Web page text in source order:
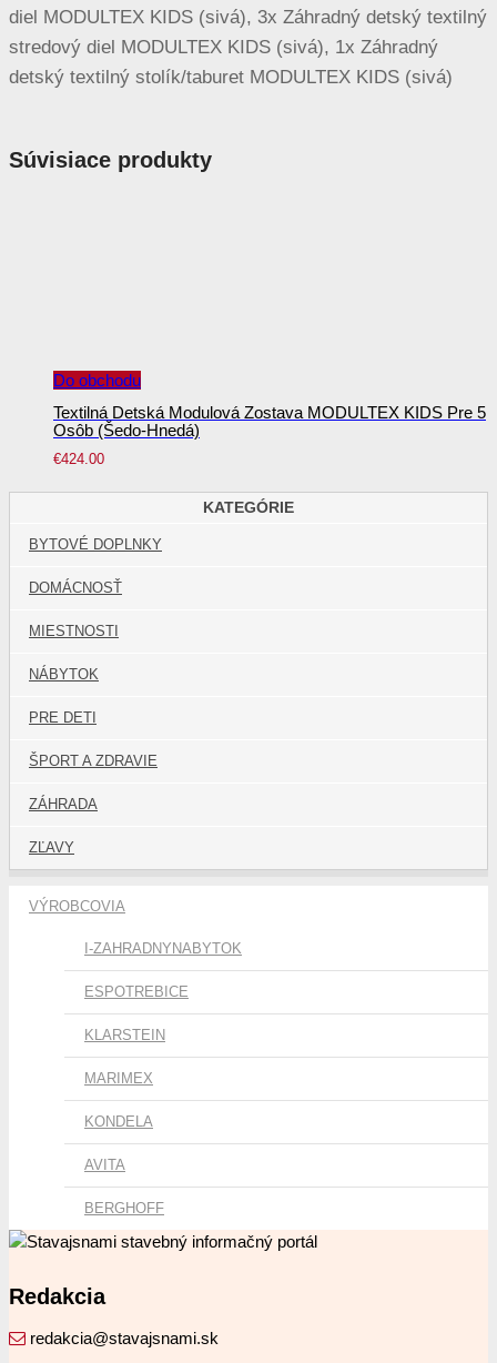
diel MODULTEX KIDS (sivá), 3x Záhradný detský textilný
stredový diel MODULTEX KIDS (sivá), 1x Záhradný
detský textilný stolík/taburet MODULTEX KIDS (sivá)
Súvisiace produkty
Do obchodu
Textilná Detská Modulová Zostava MODULTEX KIDS Pre 5
Osôb (šedo-Hnedá)
€424.00
KATEGÓRIE
BYTOVÉ DOPLNKY
DOMÁCNOSŤ
MIESTNOSTI
NÁBYTOK
PRE DETI
ŠPORT A ZDRAVIE
ZÁHRADA
ZĽAVY
VÝROBCOVIA
I-ZAHRADNYNABYTOK
ESPOTREBICE
KLARSTEIN
MARIMEX
KONDELA
AVITA
BERGHOFF
Redakcia
redakcia@stavajsnami.sk